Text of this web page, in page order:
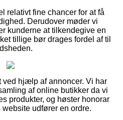
relativt fine chancer for at få
Derudover møder vi
kunderne at tilkendegive en
tillige bør drages fordel af til
ved hjælp af annoncer. Vi har
af online butikker da vi
produkter, og høster honorar
udfører en ordre.